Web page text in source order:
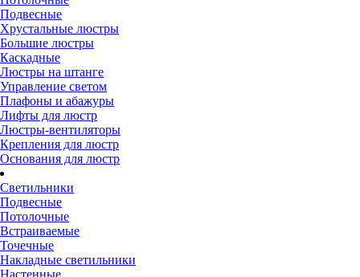
Подвесные
Хрустальные люстры
Большие люстры
Каскадные
Люстры на штанге
Управление светом
Плафоны и абажуры
Лифты для люстр
Люстры-вентиляторы
Крепления для люстр
Основания для люстр
Светильники
Подвесные
Потолочные
Встраиваемые
Точечные
Накладные светильники
Настенные